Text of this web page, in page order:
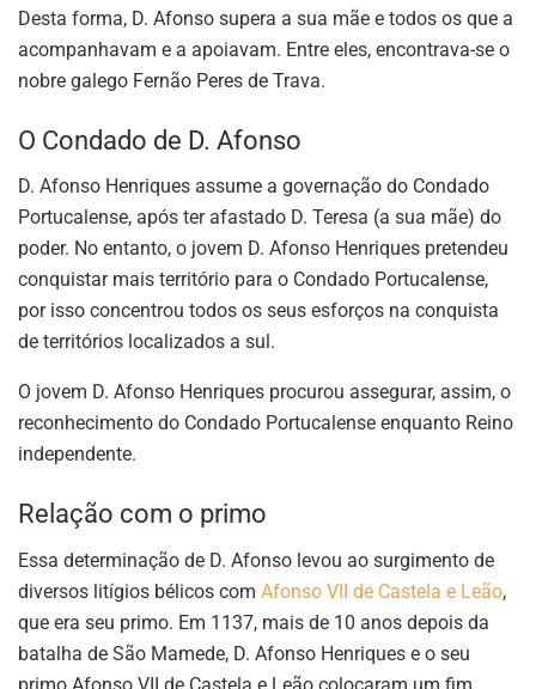
Desta forma, D. Afonso supera a sua mãe e todos os que a
acompanhavam e a apoiavam. Entre eles, encontrava-se o
nobre galego Fernão Peres de Trava.
O Condado de D. Afonso
D. Afonso Henriques assume a governação do Condado
Portucalense, após ter afastado D. Teresa (a sua mãe) do
poder. No entanto, o jovem D. Afonso Henriques pretendeu
conquistar mais território para o Condado Portucalense,
por isso concentrou todos os seus esforços na conquista
de territórios localizados a sul.
O jovem D. Afonso Henriques procurou assegurar, assim, o
reconhecimento do Condado Portucalense enquanto Reino
independente.
Relação com o primo
Essa determinação de D. Afonso levou ao surgimento de
diversos litígios bélicos com Afonso VII de Castela e Leão,
que era seu primo. Em 1137, mais de 10 anos depois da
batalha de São Mamede, D. Afonso Henriques e o seu